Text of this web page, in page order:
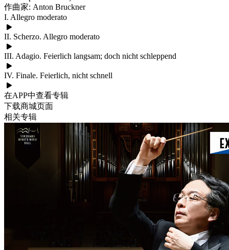
作曲家: Anton Bruckner
I. Allegro moderato
II. Scherzo. Allegro moderato
III. Adagio. Feierlich langsam; doch nicht schleppend
IV. Finale. Feierlich, nicht schnell
在APP中查看专辑
下载商城页面
相关专辑